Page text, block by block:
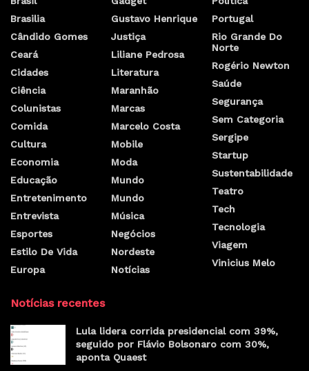
Brasilia
Cândido Gomes
Ceará
Cidades
Ciência
Colunistas
Comida
Cultura
Economia
Educação
Entretenimento
Entrevista
Esportes
Estilo De Vida
Europa
Gustavo Henrique
Justiça
Liliane Pedrosa
Literatura
Maranhão
Marcas
Marcelo Costa
Mobile
Moda
Mundo
Mundo
Música
Negócios
Nordeste
Notícias
Portugal
Rio Grande Do
Norte
Rogério Newton
Saúde
Segurança
Sem Categoria
Sergipe
Startup
Sustentabilidade
Teatro
Tech
Tecnologia
Viagem
Vinicius Melo
Notícias recentes
Lula lidera corrida presidencial com 39%,
seguido por Flávio Bolsonaro com 30%,
aponta Quaest